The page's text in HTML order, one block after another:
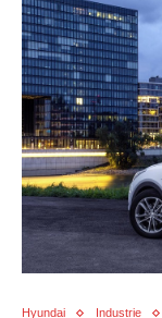
Hyundai Industrie